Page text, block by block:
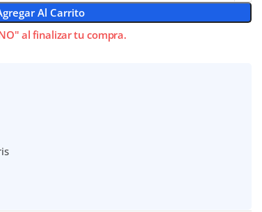
Al Carrito
al finalizar tu compra.